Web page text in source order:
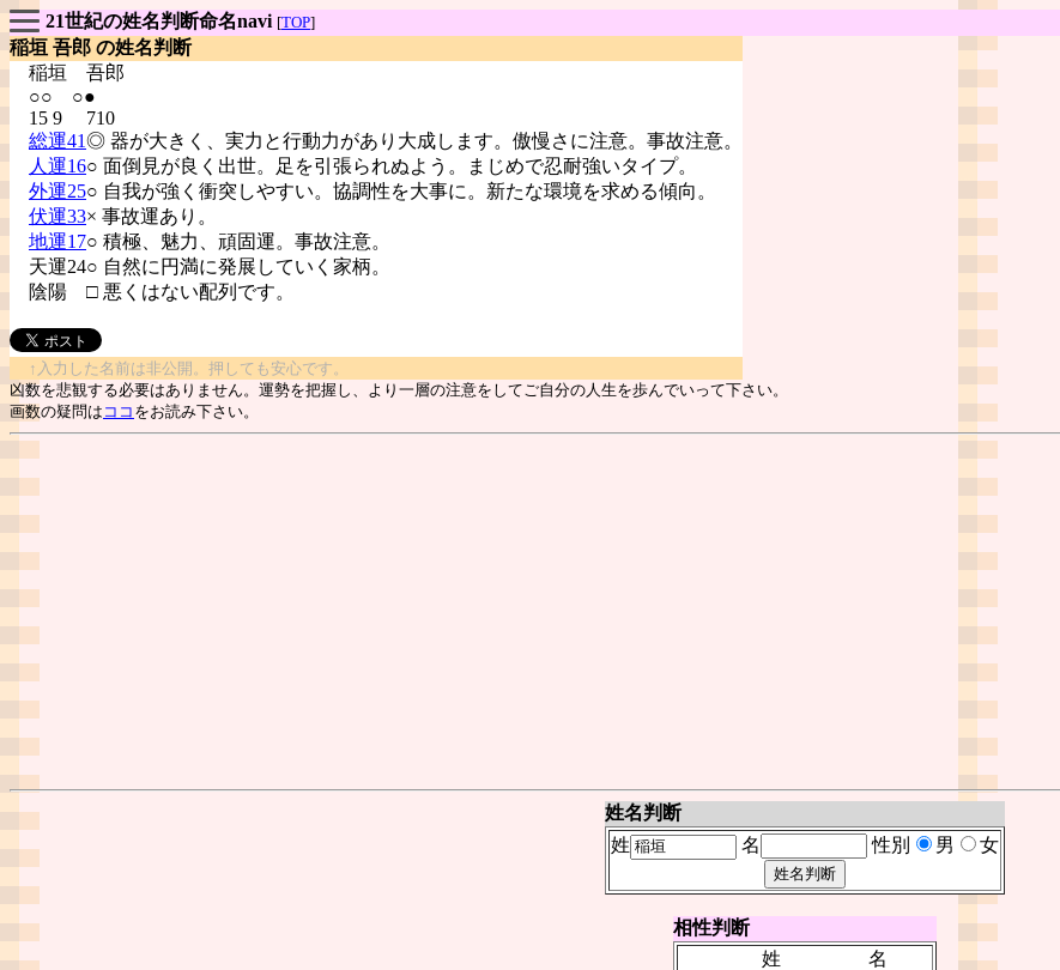
21世紀の姓名判断命名navi [TOP]
稲垣 吾郎 の姓名判断
稲垣 吾郎
○○ ○●
15 9 710
総運41◎ 器が大きく、実力と行動力があり大成します。傲慢さに注意。事故注意。
人運16○ 面倒見が良く出世。足を引張られぬよう。まじめで忍耐強いタイプ。
外運25○ 自我が強く衝突しやすい。協調性を大事に。新たな環境を求める傾向。
伏運33× 事故運あり。
地運17○ 積極、魅力、頑固運。事故注意。
天運24○ 自然に円満に発展していく家柄。
陰陽 □ 悪くはない配列です。
↑入力した名前は非公開。押しても安心です。
凶数を悲観する必要はありません。運勢を把握し、より一層の注意をしてご自分の人生を歩んでいって下さい。
画数の疑問は ココ をお読み下さい。
姓名判断
姓
名 性別 男 女
相性判断
姓
名